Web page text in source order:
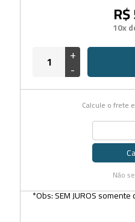
10x
+
-
Calcule o frete
Não
*Obs: SEM JUROS